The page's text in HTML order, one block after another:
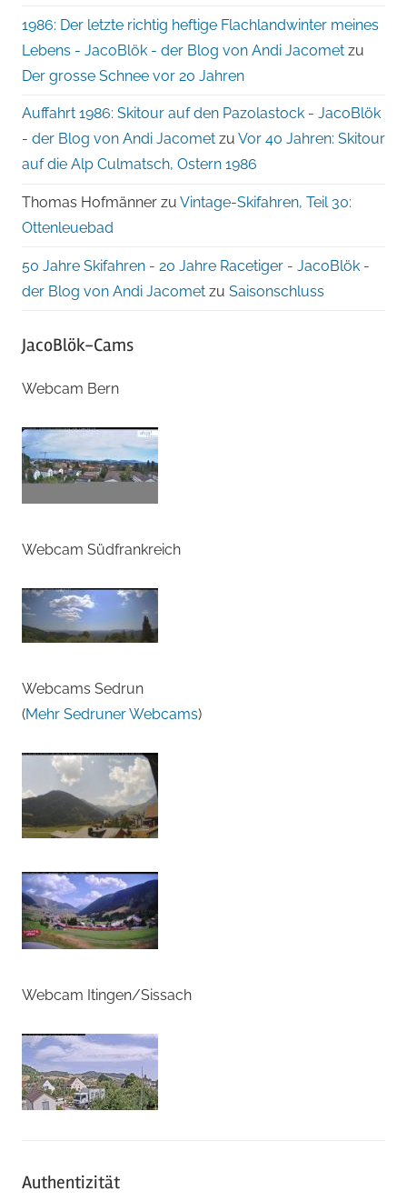
1986: Der letzte richtig heftige Flachlandwinter meines
Lebens - JacoBlök - der Blog von Andi Jacomet zu
Der grosse Schnee vor 20 Jahren
Auffahrt 1986: Skitour auf den Pazolastock - JacoBlök
- der Blog von Andi Jacomet zu Vor 40 Jahren: Skitour
auf die Alp Culmatsch, Ostern 1986
Thomas Hofmänner zu Vintage-Skifahren, Teil 30:
Ottenleuebad
50 Jahre Skifahren - 20 Jahre Racetiger - JacoBlök -
der Blog von Andi Jacomet zu Saisonschluss
JacoBlök-Cams
Webcam Bern
Webcam Südfrankreich
Webcams Sedrun
(Mehr Sedruner Webcams)
Webcam Itingen/Sissach
Authentizität